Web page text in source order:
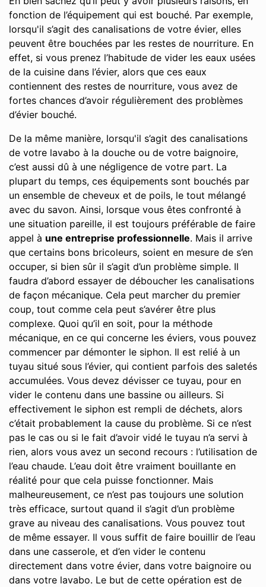
fonction de l’équipement qui est bouché. Par exemple,
lorsqu'il s’agit des canalisations de votre évier, elles
peuvent être bouchées par les restes de nourriture. En
effet, si vous prenez l’habitude de vider les eaux usées
de la cuisine dans l’évier, alors que ces eaux
contiennent des restes de nourriture, vous avez de
fortes chances d’avoir régulièrement des problèmes
d’évier bouché.
De la même manière, lorsqu'il s’agit des canalisations
de votre lavabo à la douche ou de votre baignoire,
c’est aussi dû à une négligence de votre part. La
plupart du temps, ces équipements sont bouchés par
un ensemble de cheveux et de poils, le tout mélangé
avec du savon. Ainsi, lorsque vous êtes confronté à
une situation pareille, il est toujours préférable de faire
appel à une entreprise professionnelle. Mais il arrive
que certains bons bricoleurs, soient en mesure de s’en
occuper, si bien sûr il s’agit d’un problème simple. Il
faudra d’abord essayer de déboucher les canalisations
de façon mécanique. Cela peut marcher du premier
coup, tout comme cela peut s’avérer être plus
complexe. Quoi qu’il en soit, pour la méthode
mécanique, en ce qui concerne les éviers, vous pouvez
commencer par démonter le siphon. Il est relié à un
tuyau situé sous l’évier, qui contient parfois des saletés
accumulées. Vous devez dévisser ce tuyau, pour en
vider le contenu dans une bassine ou ailleurs. Si
effectivement le siphon est rempli de déchets, alors
c’était probablement la cause du problème. Si ce n’est
pas le cas ou si le fait d’avoir vidé le tuyau n’a servi à
rien, alors vous avez un second recours : l’utilisation de
l’eau chaude. L’eau doit être vraiment bouillante en
réalité pour que cela puisse fonctionner. Mais
malheureusement, ce n’est pas toujours une solution
très efficace, surtout quand il s’agit d’un problème
grave au niveau des canalisations. Vous pouvez tout
de même essayer. Il vous suffit de faire bouillir de l’eau
dans une casserole, et d’en vider le contenu
directement dans votre évier, dans votre baignoire ou
dans votre lavabo. Le but de cette opération est de